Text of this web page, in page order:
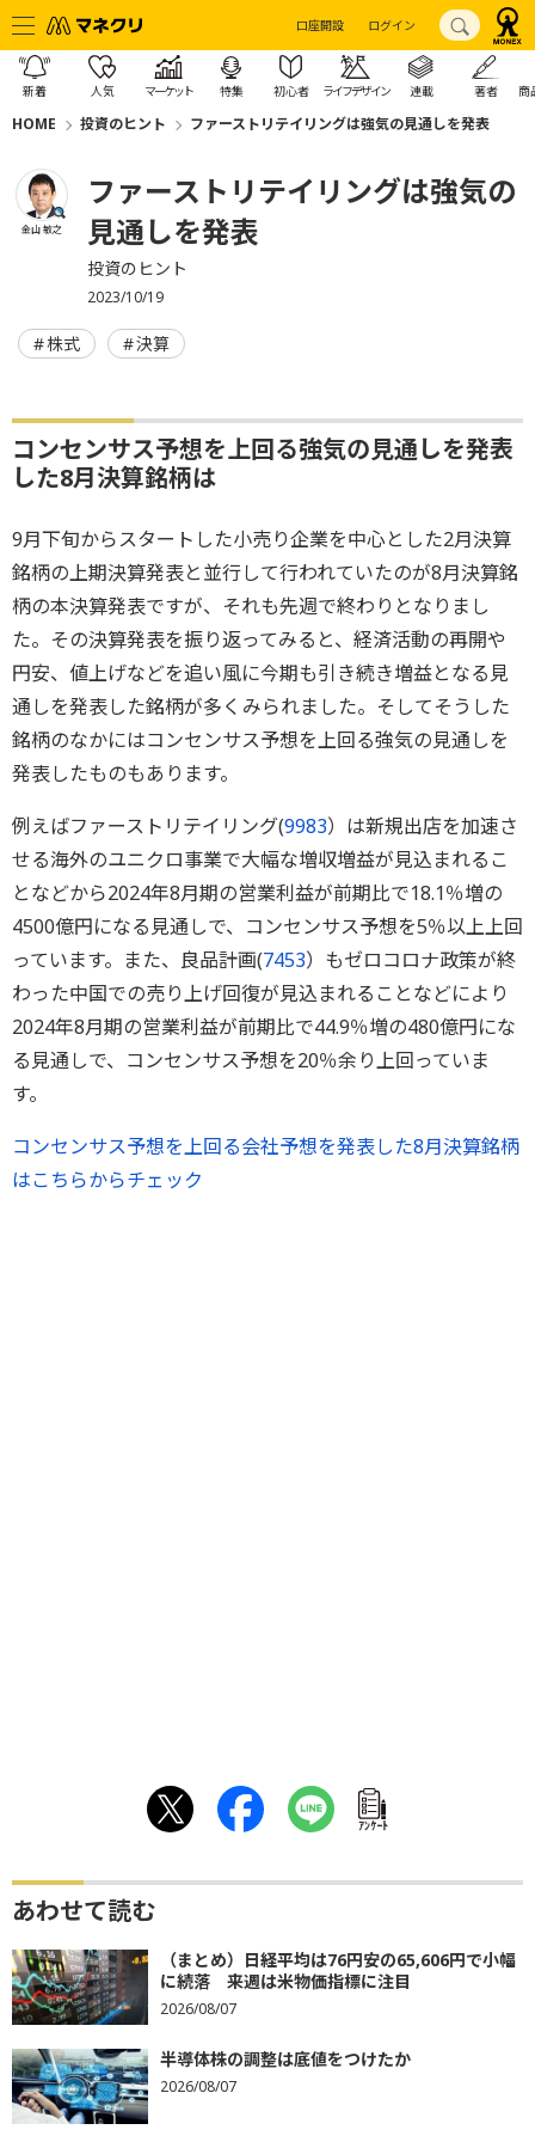
口座開設 ログイン
新着 人気 マーケット 特集 初心者 ライフデザイン 連載 著者 商
HOME 投資のヒント ファーストリテイリングは強気の見通しを発表
金山 敏之
ファーストリテイリングは強気の
見通しを発表
投資のヒント
2023/10/19
株式 決算
コンセンサス予想を上回る強気の見通しを発表
した8月決算銘柄は
9月下旬からスタートした小売り企業を中心とした2月決算
銘柄の上期決算発表と並行して行われていたのが8月決算銘
柄の本決算発表ですが、それも先週で終わりとなりまし
た。その決算発表を振り返ってみると、経済活動の再開や
円安、値上げなどを追い風に今期も引き続き増益となる見
通しを発表した銘柄が多くみられました。そしてそうした
銘柄のなかにはコンセンサス予想を上回る強気の見通しを
発表したものもあります。
例えばファーストリテイリング(9983）は新規出店を加速さ
せる海外のユニクロ事業で大幅な増収増益が見込まれるこ
となどから2024年8月期の営業利益が前期比で18.1％増の
4500億円になる見通しで、コンセンサス予想を5％以上上回
っています。また、良品計画(7453）もゼロコロナ政策が終
わった中国での売り上げ回復が見込まれることなどにより
2024年8月期の営業利益が前期比で44.9％増の480億円にな
る見通しで、コンセンサス予想を20％余り上回っていま
す。
コンセンサス予想を上回る会社予想を発表した8月決算銘柄
はこちらからチェック
ｱﾝｹｰﾄ
あわせて読む
（まとめ）日経平均は76円安の65,606円で小幅
に続落 来週は米物価指標に注目
2026/08/07
半導体株の調整は底値をつけたか
2026/08/07